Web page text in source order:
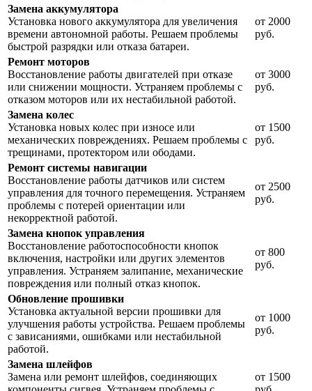
Замена аккумулятора
Установка нового аккумулятора для увеличения
времени автономной работы. Решаем проблемы
быстрой разрядки или отказа батареи.
от 2000
руб.
Ремонт моторов
Восстановление работы двигателей при отказе
или снижении мощности. Устраняем проблемы с
отказом моторов или их нестабильной работой.
от 3000
руб.
Замена колес
Установка новых колес при износе или
механических повреждениях. Решаем проблемы с
трещинами, протектором или ободами.
от 1500
руб.
Ремонт системы навигации
Восстановление работы датчиков или систем
управления для точного перемещения. Устраняем
проблемы с потерей ориентации или
некорректной работой.
от 2500
руб.
Замена кнопок управления
Восстановление работоспособности кнопок
включения, настройки или других элементов
управления. Устраняем залипание, механические
повреждения или полный отказ кнопок.
от 800
руб.
Обновление прошивки
Установка актуальной версии прошивки для
улучшения работы устройства. Решаем проблемы
с зависаниями, ошибками или нестабильной
работой.
от 1000
руб.
Замена шлейфов
Замена или ремонт шлейфов, соединяющих
от 1500